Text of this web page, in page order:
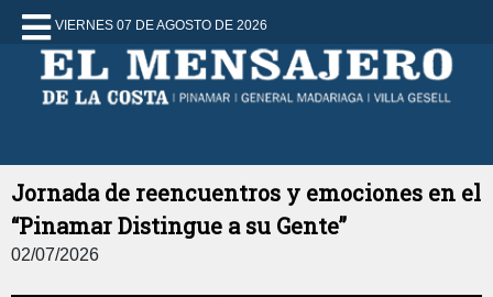
VIERNES 07 DE AGOSTO DE 2026
Jornada de reencuentros y emociones en el
“Pinamar Distingue a su Gente”
02/07/2026